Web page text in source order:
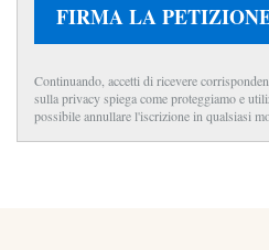
FIRMA LA
Continuando, accetti di ricevere
sulla privacy spiega come proteggiamo e
possibile annullare l'iscrizione in qualsiasi